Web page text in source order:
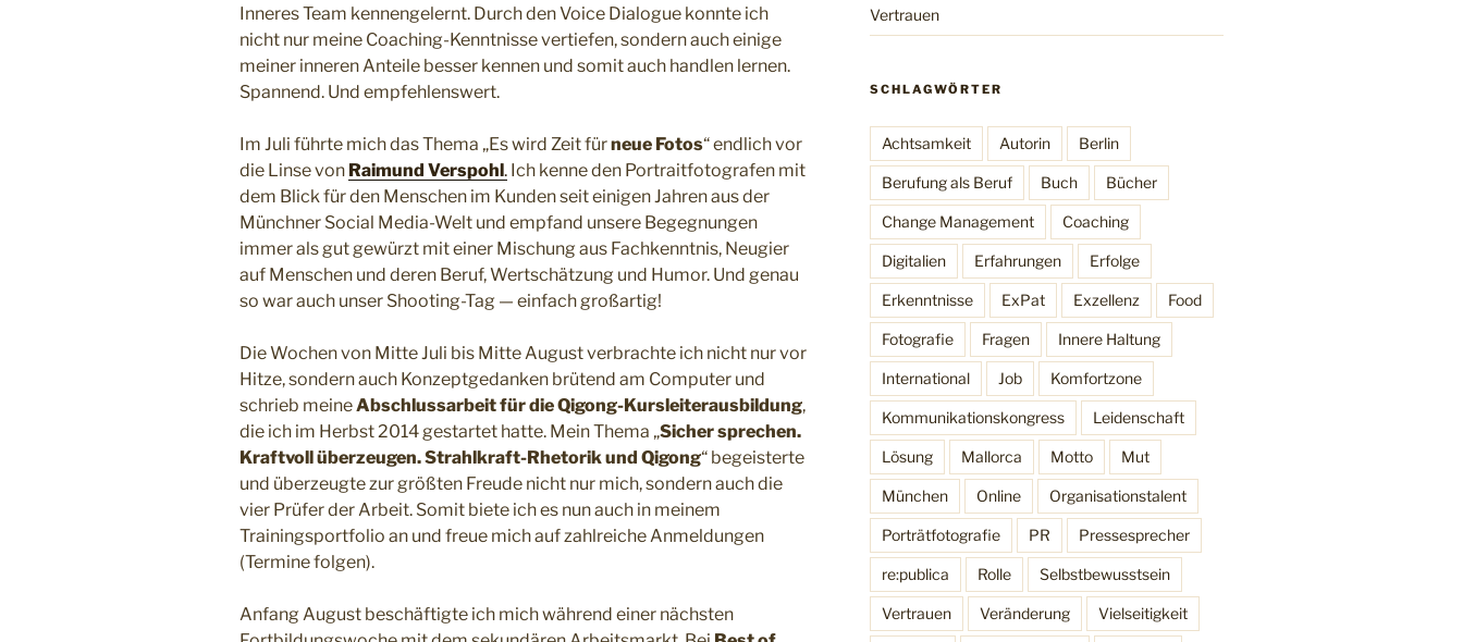
Inneres Team kennengelernt. Durch den Voice Dialogue konnte ich
nicht nur meine Coaching-Kenntnisse vertiefen, sondern auch einige
meiner inneren Anteile besser kennen und somit auch handlen lernen.
Spannend. Und empfehlenswert.
Im Juli führte mich das Thema „Es wird Zeit fürneue Fotos“ endlich vor
die Linse von Raimund Verspohl. Ich kenne den Portraitfotografen mit
dem Blick für den Menschen im Kunden seit einigen Jahren aus der
Münchner Social Media-Welt und empfand unsere Begegnungen
immer als gut gewürzt mit einer Mischung aus Fachkenntnis, Neugier
auf Menschen und deren Beruf, Wertschätzung und Humor. Und genau
so war auch unser Shooting-Tag — einfach großartig!
Die Wochen von Mitte Juli bis Mitte August verbrachte ich nicht nur vor
Hitze, sondern auch Konzeptgedanken brütend am Computer und
schrieb meineAbschlussarbeit für die Qigong-Kursleiterausbildung,
die ich im Herbst 2014 gestartet hatte. Mein Thema „Sicher sprechen.
Kraftvoll überzeugen. Strahlkraft-Rhetorik und Qigong“ begeisterte
und überzeugte zur größten Freude nicht nur mich, sondern auch die
vier Prüfer der Arbeit. Somit biete ich es nun auch in meinem
Trainingsportfolio an und freue mich auf zahlreiche Anmeldungen
(Termine folgen).
Anfang August beschäftigte ich mich während einer nächsten
Vertrauen
SCHLAGWÖRTER
Achtsamkeit Autorin Berlin
Berufung als Beruf Buch Bücher
Change Management Coaching
Digitalien Erfahrungen Erfolge
Erkenntnisse ExPat Exzellenz Food
Fotografie Fragen Innere Haltung
International Job Komfortzone
Kommunikationskongress Leidenschaft
Lösung Mallorca Motto Mut
München Online Organisationstalent
Porträtfotografie PR Pressesprecher
re:publica Rolle Selbstbewusstsein
Vertrauen Veränderung Vielseitigkeit